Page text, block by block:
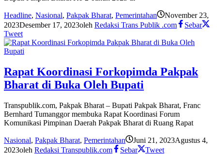
Headline, Nasional, Pakpak Bharat, Pemerintahan
November 23,
2023Desember 17, 2023oleh Redaksi Trans Publik .com
Sebar
Tweet
Rapat Koordinasi Forkopimda Pakpak
Bharat di Buka Oleh Bupati
Transpublik.com, Pakpak Bharat – Bupati Pakpak Bharat, Franc
Bernhard Tumanggor membuka Rapat Koordinasi Forum
Komunikasi Pimpinan Daerah Pakpak Bharat di Ruang Rapat
Nasional, Pakpak Bharat, Pemerintahan Juni 21, 2023Agustus 4,
2023oleh Redaksi Transpublik.com Sebar Tweet